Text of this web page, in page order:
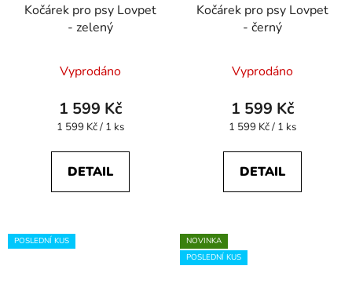
Kočárek pro psy Lovpet
- zelený
Vyprodáno
1 599 Kč
Měrná
1 599 Kč / 1 ks
DETAIL
Kočárek pro psy Lovpet
- černý
Vyprodáno
1 599 Kč
Měrná
1 599 Kč / 1 ks
DETAIL
POSLEDNÍ KUS
NOVINKA
POSLEDNÍ KUS